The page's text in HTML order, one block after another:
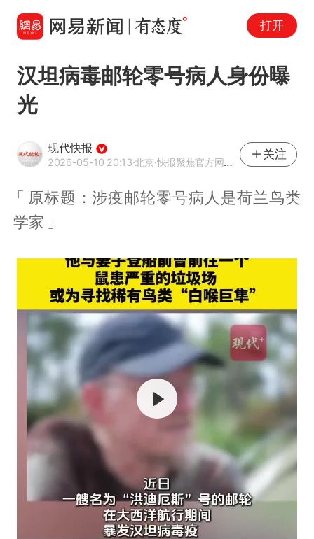
打开
汉坦病毒邮轮零号病人身份曝
光
现代快报
2026-05-10 20:13·北京·快报聚焦官方网易号
关注
原标题：涉疫邮轮零号病人是荷兰鸟类
学家